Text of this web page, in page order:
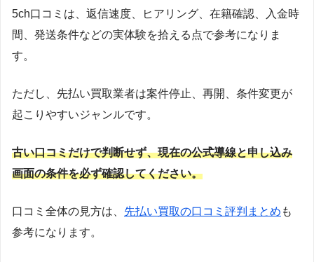
5ch口コミは、返信速度、ヒアリング、在籍確認、入金時
間、発送条件などの実体験を拾える点で参考になりま
す。
ただし、先払い買取業者は案件停止、再開、条件変更が
起こりやすいジャンルです。
古い口コミだけで判断せず、現在の公式導線と申し込み
画面の条件を必ず確認してください。
口コミ全体の見方は、 先払い買取の口コミ評判まとめ も
参考になります。